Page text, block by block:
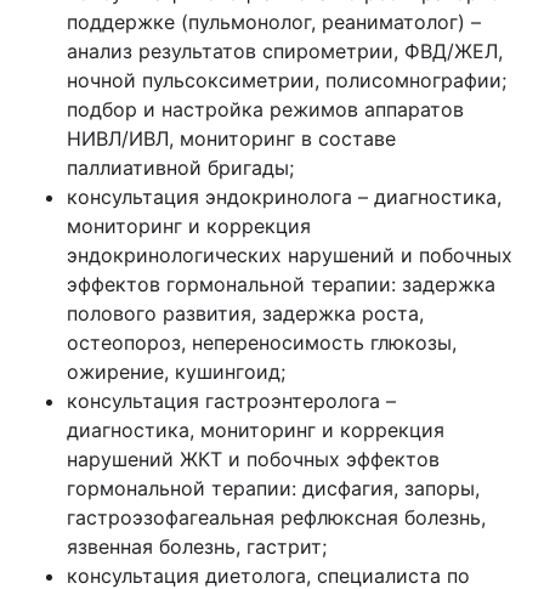
поддержке (пульмонолог, реаниматолог) –
анализ результатов спирометрии, ФВД/ЖЕЛ,
ночной пульсоксиметрии, полисомнографии;
подбор и настройка режимов аппаратов
НИВЛ/ИВЛ, мониторинг в составе
паллиативной бригады;
консультация эндокринолога – диагностика,
мониторинг и коррекция
эндокринологических нарушений и побочных
эффектов гормональной терапии: задержка
полового развития, задержка роста,
остеопороз, непереносимость глюкозы,
ожирение, кушингоид;
консультация гастроэнтеролога –
диагностика, мониторинг и коррекция
нарушений ЖКТ и побочных эффектов
гормональной терапии: дисфагия, запоры,
гастроэзофагеальная рефлюксная болезнь,
язвенная болезнь, гастрит;
консультация диетолога, специалиста по